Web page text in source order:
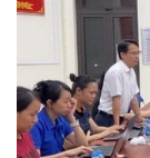
mọi mặt đời
hình thành nét
toàn diện lực
trên địa bàn